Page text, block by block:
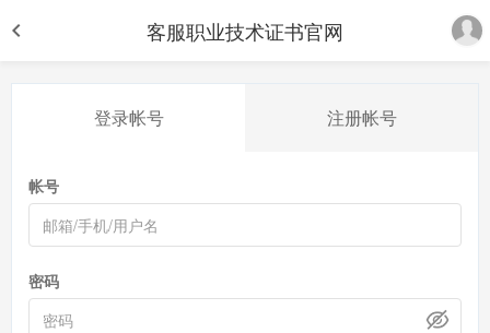
客服职业技术证书官网
登录帐号 注册帐号
帐号
密码